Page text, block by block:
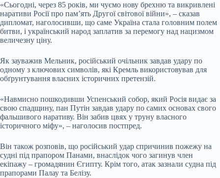
«Сьогодні, через 85 років, ми чуємо нову брехню та викривлені
наративи Росії про пам’ять Другої світової війни», – сказав
дипломат, наголосивши, що саме Україна стала головним полем
битви, і український народ заплатив за перемогу над нацизмом
величезну ціну.
Як зауважив Мельник, російський очільник завдав удару по
одному з ключових символів, які Кремль використовував для
обґрунтування власних історичних претензій.
«Навмисно пошкодивши Успенський собор, який Росія видає за
свою спадщину, пан Путін завдав удару по самих основах свого
фальшивого наративу. Він забив цвях у труну власного
історичного міфу», – наголосив постпред.
Він також розповів, що російський удар спричинив пожежу на
судні під прапором Панами, внаслідок чого загинув член
екіпажу – громадянин Єгипту. Крім того, атак зазнали судна під
прапорами Палау та Белізу.